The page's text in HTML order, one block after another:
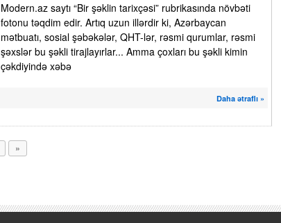
Modern.az saytı “Bir şəklin tarixçəsi” rubrikasında növbəti
fotonu təqdim edir. Artıq uzun illərdir ki, Azərbaycan
mətbuatı, sosial şəbəkələr, QHT-lər, rəsmi qurumlar, rəsmi
şəxslər bu şəkli tirajlayırlar... Amma çoxları bu şəkli kimin
çəkdiyində xəbə
Daha ətraflı »
»